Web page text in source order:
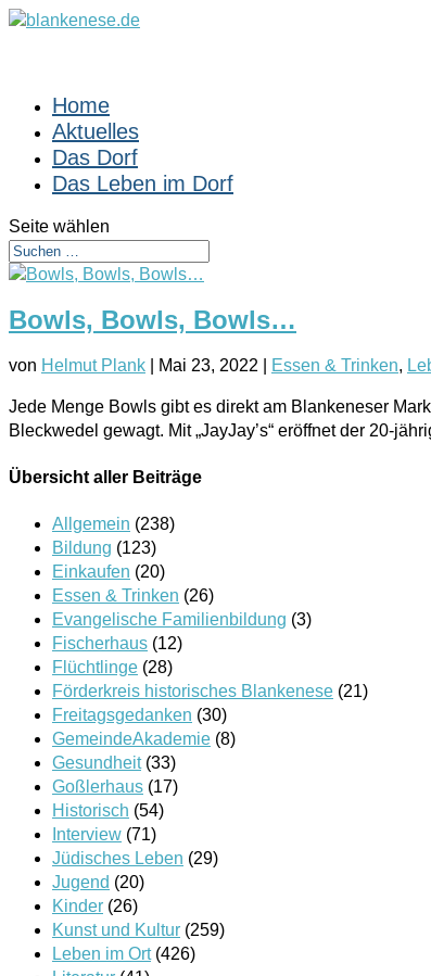
Home
Aktuelles
Das Dorf
Das Leben im Dorf
Seite wählen
Bowls, Bowls, Bowls…
von Helmut Plank Mai 23, 2022 Essen & Trinken,
Jede Menge Bowls gibt es direkt am Blankeneser
Bleckwedel gewagt. Mit „JayJay’s“ eröffnet der 20-
Übersicht aller Beiträge
Allgemein (238)
Bildung (123)
Einkaufen (20)
Essen & Trinken (26)
Evangelische Familienbildung (3)
Fischerhaus (12)
Flüchtlinge (28)
Förderkreis historisches Blankenese (21)
Freitagsgedanken (30)
GemeindeAkademie (8)
Gesundheit(33)
Goßlerhaus (17)
Historisch (54)
Interview (71)
Jüdisches Leben (29)
Jugend (20)
Kinder (26)
Kunst und Kultur (259)
Leben im Ort(426)